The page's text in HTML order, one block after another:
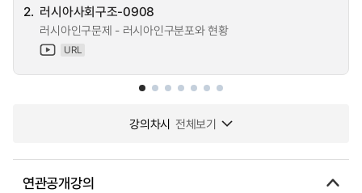
2. 러시아사회구조-0908
러시아인구문제 - 러시아인구분포와 현황
URL
강의차시 전체보기
연관공개강의